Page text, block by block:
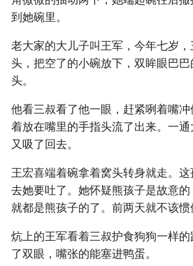
到她碗里。
老大家的大儿子叫王军，今年七岁
头，把空了的小碗放下，双眸眼巴
头。
他看三叔看了他一眼，赶紧咧着嘴
着放在嘴里的手指头流了出来。一通
又吸了回去。
王宏喜端着碗拿着窝头转身就走。
去她要吐了。她怀疑熊孩子是故意的
就都是熊孩子的了。前两天就不该惯
炕上的王军看着三叔护食狗狗一样
了双眼，嘴张的能塞进鸭蛋。